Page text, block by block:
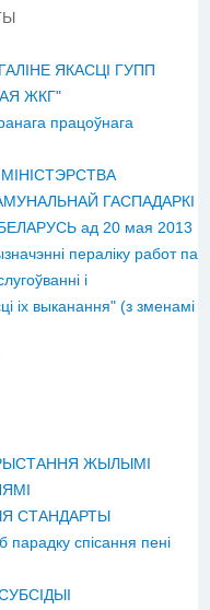
ЯКАСЦІ ГУПП
ЖКГ"
працоўнага
ГАСПАДАРКІ
ад 20 мая 2013
пераліку работ па
і
іх выканання" (з зменамі
ЖЫЛЫМІ
СТАНДАРТЫ
парадку спісання пені